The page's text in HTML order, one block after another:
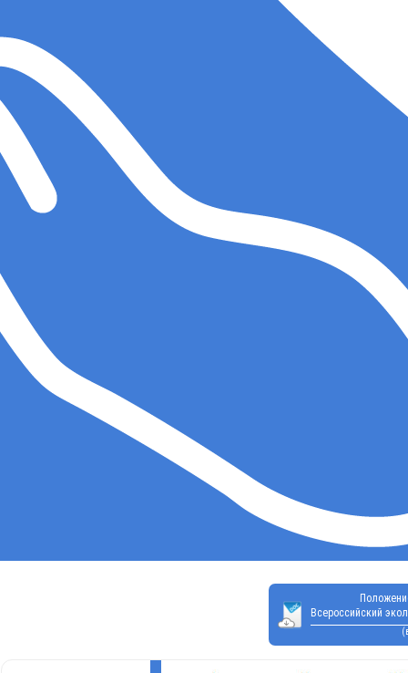
Всероссийский